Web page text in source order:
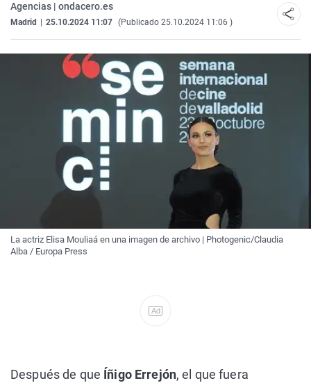
Agencias | ondacero.es
Madrid 25.10.2024 11:07 (Publicado 25.10.2024 11:06 )
La actriz Elisa Mouliaá en una imagen de archivo | Photogenic/Claudia
Alba / Europa Press
Ad
Después de que Íñigo Errejón, el que fuera